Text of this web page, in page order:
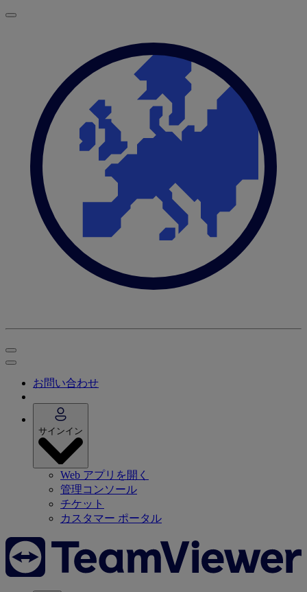
お問い合わせ
サインイン
Web アプリを開く
管理コンソール
チケット
カスタマー ポータル